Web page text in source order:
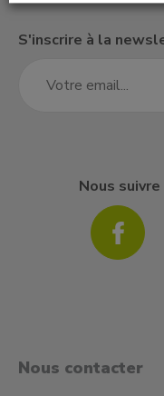
S'inscrire à la
Nous
Nous contacter